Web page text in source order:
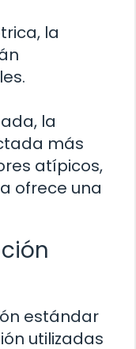
la
la
más
atípicos,
ofrece una
estándar
utilizadas